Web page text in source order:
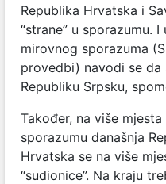
Republika Hrvatska i
“strane” u sporazumu.
mirovnog sporazuma
provedbi) navodi se da
Republiku Srpsku,
Također, na više
sporazumu današnja
Hrvatska se na više
“sudionice”. Na kraju